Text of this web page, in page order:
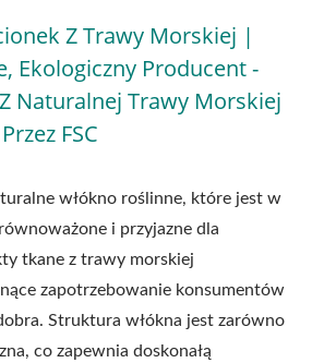
Z Trawy Morskiej |
Ekologiczny Producent -
Naturalnej Trawy Morskiej
FSC
włókno roślinne, które jest w
i przyjazne dla
tkane z trawy morskiej
zapotrzebowanie konsumentów
Struktura włókna jest zarówno
co zapewnia doskonałą